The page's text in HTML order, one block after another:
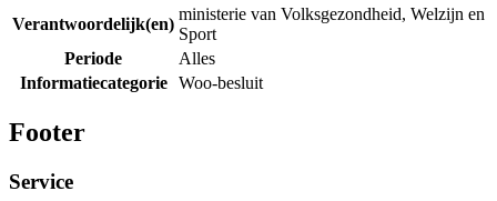
Verantwoordelijk(en)
ministerie van Volksgezondheid, Welzijn en
Sport
Periode
Alles
Informatiecategorie
Woo-besluit
Footer
Service